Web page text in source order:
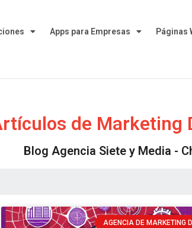
Apps para Empresas Páginas
de Marketing
Blog Agencia Siete y Media -
AGENCIA DE MARKETING